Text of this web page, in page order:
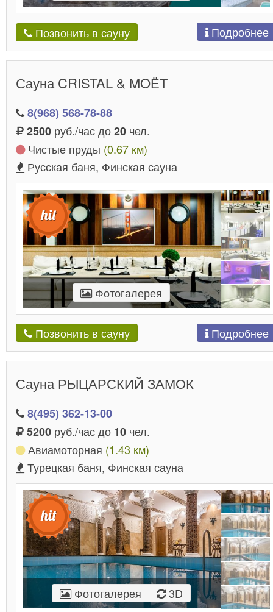
Позвонить в сауну Подробнее
Сауна CRISTAL & MOЁТ
8(968) 568-78-88
2500 руб./час до20 чел.
Чистые пруды (0.67 км)
Русская баня, Финская сауна
Фотогалерея
Позвонить в сауну Подробнее
Сауна РЫЦАРСКИЙ ЗАМОК
8(495) 362-13-00
5200 руб./час до 10 чел.
Авиамоторная (1.43 км)
Турецкая баня, Финская сауна
Фотогалерея 3D